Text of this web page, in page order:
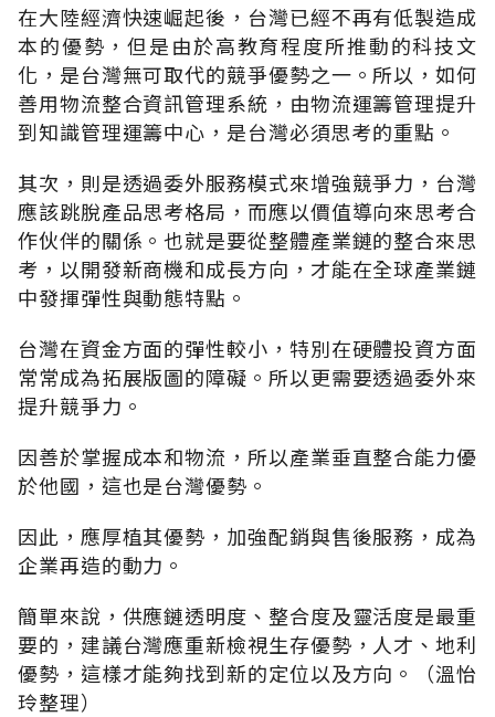
在大陸經濟快速崛起後，台灣已經不再有低製造成
本的優勢，但是由於高教育程度所推動的科技文
化，是台灣無可取代的競爭優勢之一。所以，如何
善用物流整合資訊管理系統，由物流運籌管理提升
到知識管理運籌中心，是台灣必須思考的重點。
其次，則是透過委外服務模式來增強競爭力，台灣
應該跳脫產品思考格局，而應以價值導向來思考合
作伙伴的關係。也就是要從整體產業鏈的整合來思
考，以開發新商機和成長方向，才能在全球產業鏈
中發揮彈性與動態特點。
台灣在資金方面的彈性較小，特別在硬體投資方面
常常成為拓展版圖的障礙。所以更需要透過委外來
提升競爭力。
因善於掌握成本和物流，所以產業垂直整合能力優
於他國，這也是台灣優勢。
因此，應厚植其優勢，加強配銷與售後服務，成為
企業再造的動力。
簡單來說，供應鏈透明度、整合度及靈活度是最重
要的，建議台灣應重新檢視生存優勢，人才、地利
優勢，這樣才能夠找到新的定位以及方向。（溫怡
玲整理）